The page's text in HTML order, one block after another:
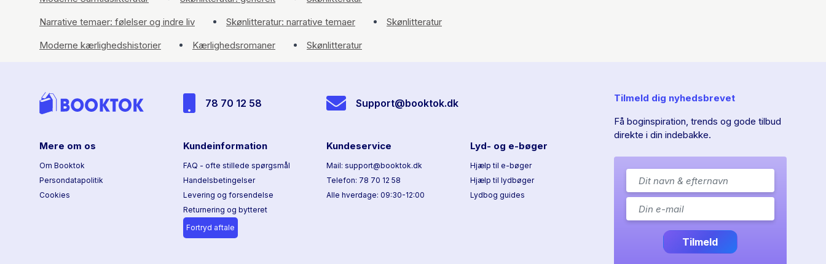
Narrative temaer: følelser og indre liv
Skønlitteratur: narrative temaer
Skønlitteratur
Moderne kærlighedshistorier
Kærlighedsromaner Skønlitteratur
78 70 12 58 Support@booktok.dk
Mere om os
Om Booktok
Persondatapolitik
Cookies
Kundeinformation
FAQ - ofte stillede spørgsmål
Handelsbetingelser
Levering og forsendelse
Returnering og bytteret
Fortryd aftale
Kundeservice
Mail: support@booktok.dk
Telefon: 78 70 12 58
Alle hverdage: 09:30-12:00
Lyd- og e-bøger
Hjælp til e-bøger
Hjælp til lydbøger
Lydbog guides
Tilmeld dig nyhedsbrevet
Få boginspiration, trends og gode tilbud
direkte i din indebakke.
Tilmeld